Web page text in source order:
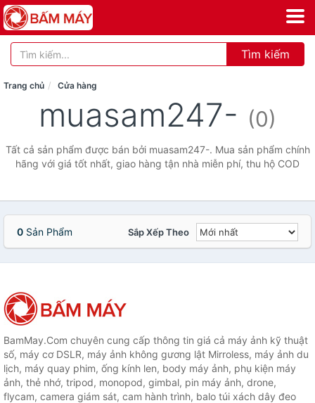
Tìm kiếm
Trang chủ Cửa hàng
muasam247- (0)
Tất cả sản phẩm được bán bởi muasam247-. Mua sản phẩm chính
hãng với giá tốt nhất, giao hàng tận nhà miễn phí, thu hộ COD
0 Sản Phẩm Sắp Xếp Theo
BamMay.Com chuyên cung cấp thông tin giá cả máy ảnh kỹ thuật
số, máy cơ DSLR, máy ảnh không gương lật Mirroless, máy ảnh du
lịch, máy quay phim, ống kính len, body máy ảnh, phụ kiện máy
ảnh, thẻ nhớ, tripod, monopod, gimbal, pin máy ảnh, drone,
flycam, camera giám sát, cam hành trình, balo túi xách dây đeo